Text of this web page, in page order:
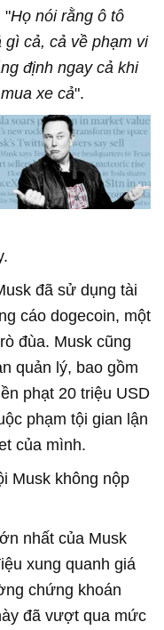
"Họ nói rằng ô tô
gì cả, cả về phạm vi
định ngay cả khi
xe cả".
đã sử dụng tài
cáo dogecoin, một
đùa. Musk cũng
quản lý, bao gồm
phạt 20 triệu USD
phạm tội gian lận
của mình.
Musk không nộp
nhất của Musk
xung quanh giá
chứng khoán
đã vượt qua mức